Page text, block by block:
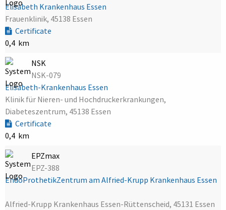
Elisabeth Krankenhaus Essen
Frauenklinik, 45138 Essen
Certificate
0,4 km
NSK
NSK-079
Elisabeth-Krankenhaus Essen
Klinik für Nieren- und Hochdruckerkrankungen,
Diabeteszentrum, 45138 Essen
Certificate
0,4 km
EPZmax
EPZ-388
EndoProthetikZentrum am Alfried-Krupp Krankenhaus Essen
Alfried-Krupp Krankenhaus Essen-Rüttenscheid, 45131 Essen